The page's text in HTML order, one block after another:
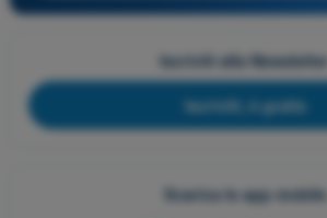
Iscriviti alla Newsletter
Iscriviti, è gratis
Scarica le app mobile